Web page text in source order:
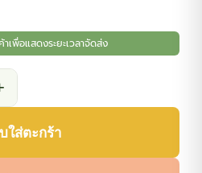
เพื่อแสดงระยะเวลาจัดส่ง
ใส่ตะกร้า